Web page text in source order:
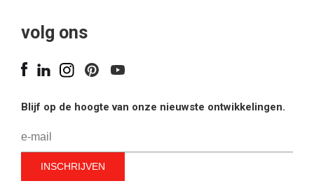
volg ons
Blijf op de hoogte van onze nieuwste ontwikkelingen.